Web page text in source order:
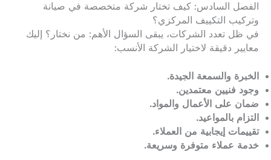
الفصل السادس: كيف تختار شركة متخصصة في صيانة
وتركيب التكييف المركزي؟
في ظل تعدد الشركات، يبقى السؤال الأهم: من نختار؟ إليك
معايير دقيقة لاختيار الشركة الأنسب:
الخبرة والسمعة الجيدة.
وجود فنيين معتمدين.
ضمان على الأعمال والمواد.
التزام بالمواعيد.
تقييمات إيجابية من العملاء.
خدمة عملاء متوفرة وسريعة.